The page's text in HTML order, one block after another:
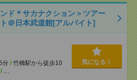
ド＊サカナクション＞ツアー
＠日本武道館[アルバイト]
分 / 竹橋駅から徒歩10
/ …
気になる！